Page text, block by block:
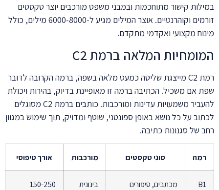
במילות קישור מתוחכמות ובמבני משפט מורכבים יוצר טקסטים
זורמים וקוהרנטיים. אוצר המילים מגיע ל-6000-8000 מילים, כולל
מינוח מקצועי ואקדמי מתקדם.
המומחיות המלאה ברמת C2
רמת C2 מייצגת שליטה כמעט מלאה בשפה, ברמה הקרובה לדובר
שפת אם משכיל. הכתיבה ברמה זו מאופיינת בדיוק, בהירות ויכולת
להעביר משמעויות עדינות ומורכבות. כותבים ברמת C2 מסוגלים
לכתוב על כל נושא באופן ספונטני, שוטף ומדויק, תוך שימוש במגוון
רחב של סגנונות כתיבה.
רמה סוגי טקסטים מורכבות אורך טיפוסי
B1
מכתבים, סיפורים
בינונית
150-250